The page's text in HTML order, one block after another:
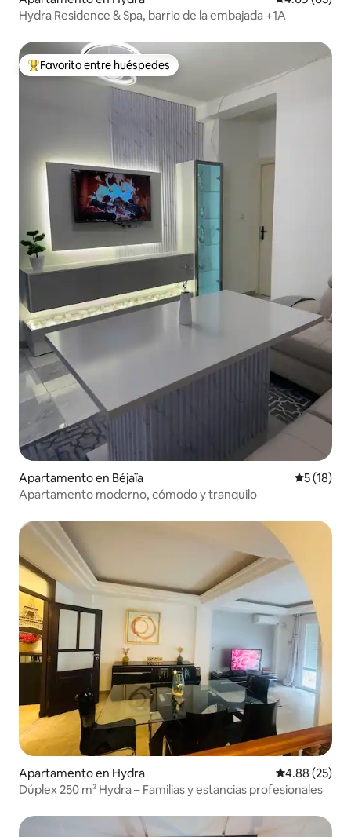
Hydra Residence & Spa, barrio de la embajada +1A
Favorito entre huéspedes preferido
Favorito entre huéspedes
Apartamento en Béjaïa
5 (18)
Apartamento moderno, cómodo y tranquilo
Apartamento en Hydra Calificación
4.88 (25)
Dúplex 250 m² Hydra – Familias y estancias profesionales